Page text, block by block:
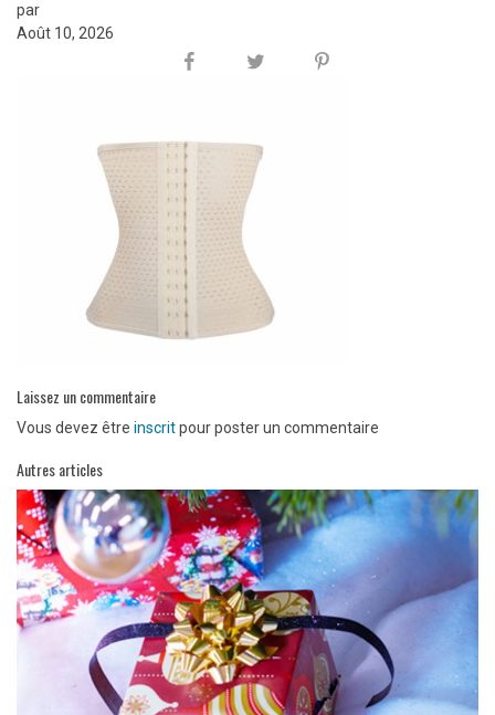
par
Août 10, 2026
Laissez un commentaire
Vous devez être inscritpour poster un commentaire
Autres articles